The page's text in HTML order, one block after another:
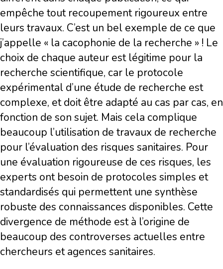
empêche tout recoupement rigoureux entre
leurs travaux. C’est un bel exemple de ce que
j’appelle « la cacophonie de la recherche » ! Le
choix de chaque auteur est légitime pour la
recherche scientifique, car le protocole
expérimental d’une étude de recherche est
complexe, et doit être adapté au cas par cas, en
fonction de son sujet. Mais cela complique
beaucoup l’utilisation de travaux de recherche
pour l’évaluation des risques sanitaires. Pour
une évaluation rigoureuse de ces risques, les
experts ont besoin de protocoles simples et
standardisés qui permettent une synthèse
robuste des connaissances disponibles. Cette
divergence de méthode est à l’origine de
beaucoup des controverses actuelles entre
chercheurs et agences sanitaires.